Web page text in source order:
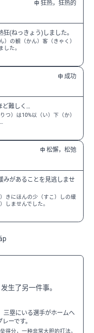
中 狂热，狂热的
(ねっきょう)しました。
）の観（かん）客（きゃく）
た。
中 成功
ど難しく…
つ）は10%以（い）下（か）
中 松懈，松弛
みがあることを見逃しませ
きにほんの少（すこ）しの緩
しませんでした。
生了另一件事。
三塁にいる選手がホームへ
ーです。
得分，一种非常大胆的打法。